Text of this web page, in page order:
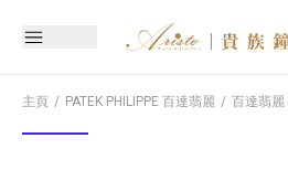
主頁 PATEK PHILIPPE 百達翡麗 百達翡麗